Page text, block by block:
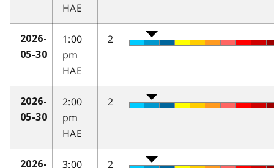
HAE
2026-
05-30
1:00
pm
HAE
2
2026-
05-30
2:00
pm
HAE
2
2026-
3:00
2